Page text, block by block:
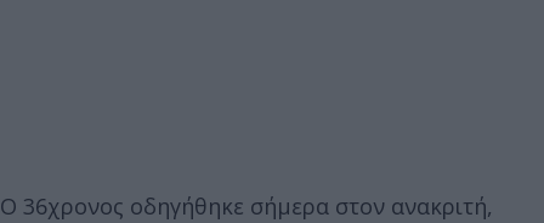
Ο 36χρονος οδηγήθηκε σήμερα στον ανακριτή,